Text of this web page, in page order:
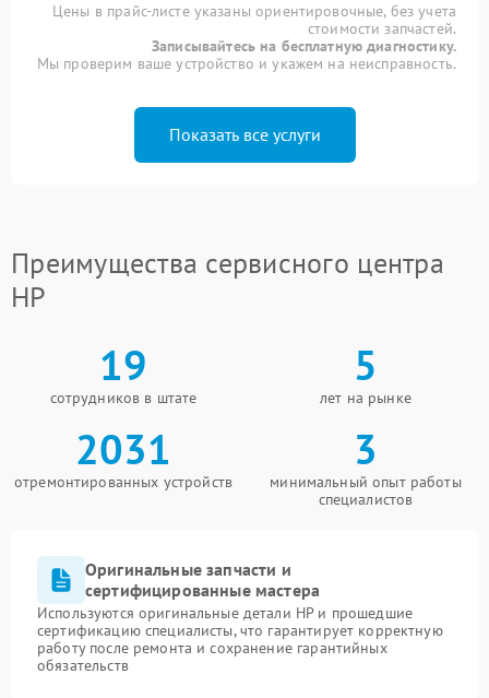
Цены в прайс-листе указаны ориентировочные, без учета
стоимости запчастей.
Записывайтесь на бесплатную диагностику.
Мы проверим ваше устройство и укажем на неисправность.
Показать все услуги
Преимущества сервисного центра
HP
19
сотрудников в штате
5
лет на рынке
2031
отремонтированных устройств
3
минимальный опыт работы
специалистов
Оригинальные запчасти и
сертифицированные мастера
Используются оригинальные детали HP и прошедшие
сертификацию специалисты, что гарантирует корректную
работу после ремонта и сохранение гарантийных
обязательств